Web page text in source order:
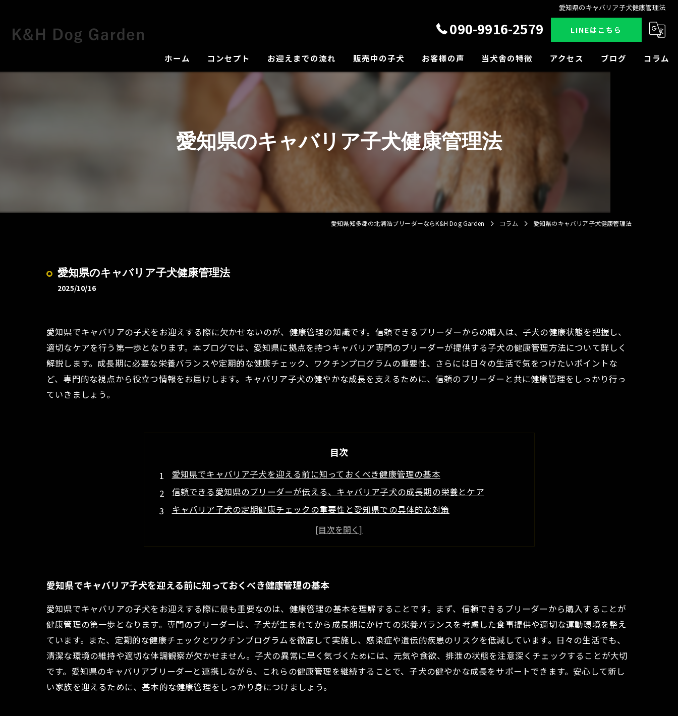
愛知県のキャバリア子犬健康管理法
090-9916-2579 LINEはこちら
ホーム コンセプト
犬舎の紹介
お迎えまでの流れ 販売中の子犬 お客様の声 当犬舎の特徴
小型犬
中型犬
大型犬
アクセス ブログ コラム
愛知県のキャバリア子犬健康管理法
愛知県知多郡の北浦浩ブリーダーならK&H Dog Garden コラム 愛知県のキャバリア子犬健康管理法
愛知県のキャバリア子犬健康管理法
2025/10/16
愛知県でキャバリアの子犬をお迎えする際に欠かせないのが、健康管理の知識です。信頼できるブリーダーからの購入は、子犬の健康状態を把握し、
適切なケアを行う第一歩となります。本ブログでは、愛知県に拠点を持つキャバリア専門のブリーダーが提供する子犬の健康管理方法について詳しく
解説します。成長期に必要な栄養バランスや定期的な健康チェック、ワクチンプログラムの重要性、さらには日々の生活で気をつけたいポイントな
ど、専門的な視点から役立つ情報をお届けします。キャバリア子犬の健やかな成長を支えるために、信頼のブリーダーと共に健康管理をしっかり行っ
ていきましょう。
目次
愛知県でキャバリア子犬を迎える前に知っておくべき健康管理の基本
信頼できる愛知県のブリーダーが伝える、キャバリア子犬の成長期の栄養とケア
キャバリア子犬の定期健康チェックの重要性と愛知県での具体的な対策
ワクチンプログラムで守る！愛知県のキャバリア子犬の病気予防法
愛知県でキャバリア子犬を健やかに育てるための総まとめガイド
愛知県でキャバリア子犬を迎える前に知っておくべき健康管理の基本
愛知県でキャバリアの子犬をお迎えする際に最も重要なのは、健康管理の基本を理解することです。まず、信頼できるブリーダーから購入することが
健康管理の第一歩となります。専門のブリーダーは、子犬が生まれてから成長期にかけての栄養バランスを考慮した食事提供や適切な運動環境を整え
ています。また、定期的な健康チェックとワクチンプログラムを徹底して実施し、感染症や遺伝的疾患のリスクを低減しています。日々の生活でも、
清潔な環境の維持や適切な体調観察が欠かせません。子犬の異常に早く気づくためには、元気や食欲、排泄の状態を注意深くチェックすることが大切
です。愛知県のキャバリアブリーダーと連携しながら、これらの健康管理を継続することで、子犬の健やかな成長をサポートできます。安心して新し
い家族を迎えるために、基本的な健康管理をしっかり身につけましょう。